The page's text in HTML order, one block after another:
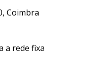
Coimbra
a rede fixa